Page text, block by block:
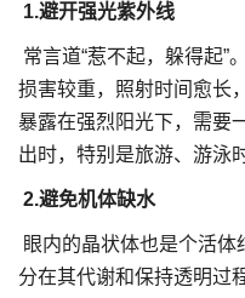
1.避开强光紫外线
常言道“惹不起，躲得起”
损害较重，照射时间愈长
暴露在强烈阳光下，需要
出时，特别是旅游、游泳
2.避免机体缺水
眼内的晶状体也是个活
分在其代谢和保持透明过